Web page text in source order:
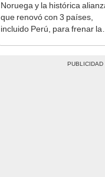
Noruega y la histórica
que renovó con 3 países,
incluido Perú, para frenar la